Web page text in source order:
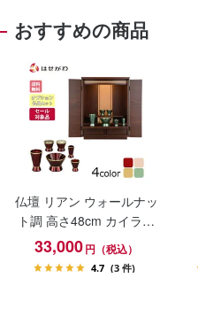
おすすめの商品
仏壇 リアン ウォールナッ
ト調 高さ48cm カイラ具
足セット
33,000円（税込）
4.7 (3 件)